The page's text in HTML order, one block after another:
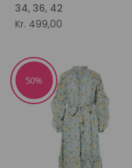
34, 36, 42
Kr. 499,00
50%